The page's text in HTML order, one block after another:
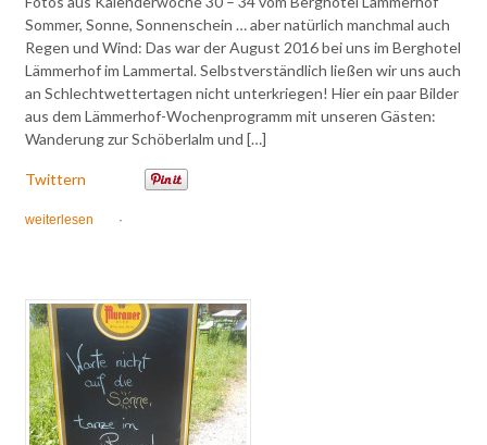
Sommer, Sonne, Sonnenschein … aber natürlich manchmal auch
Regen und Wind: Das war der August 2016 bei uns im Berghotel
Lämmerhof im Lammertal. Selbstverständlich ließen wir uns auch
an Schlechtwettertagen nicht unterkriegen! Hier ein paar Bilder
aus dem Lämmerhof-Wochenprogramm mit unseren Gästen:
Wanderung zur Schöberlalm und […]
Twittern
weiterlesen ·